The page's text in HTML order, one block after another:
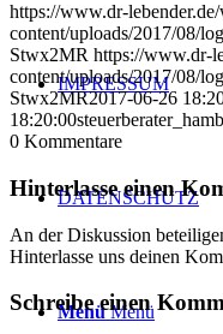
IMPRESSUM
DATENSCHUTZ
Menü Menü
https://www.dr-
content/uploads/2017/08/
Stwx2MR https://www.dr-
content/uploads/2017/08/
Stwx2MR2017-06-26
18:20:00
0 Kommentare
Hinterlasse einen
An der Diskussion
Hinterlasse uns deinen
Schreibe einen